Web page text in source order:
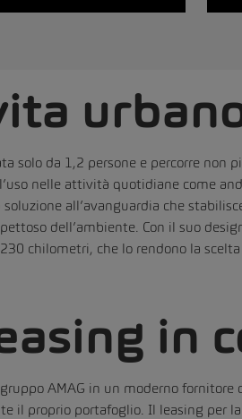
solo da 1,2 persone e percorre non
nelle attività quotidiane come
all’avanguardia che
dell’ambiente. Con il suo
chilometri, che lo rendono la
in
AMAG in un moderno
il proprio portafoglio. Il leasing per